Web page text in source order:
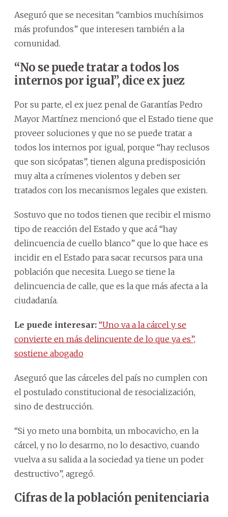
Aseguró que se necesitan “cambios muchísimos
más profundos” que interesen también a la
comunidad.
“No se puede tratar a todos los
internos por igual”, dice ex juez
Por su parte, el ex juez penal de Garantías Pedro
Mayor Martínez mencionó que el Estado tiene que
proveer soluciones y que no se puede tratar a
todos los internos por igual, porque “hay reclusos
que son sicópatas”, tienen alguna predisposición
muy alta a crímenes violentos y deben ser
tratados con los mecanismos legales que existen.
Sostuvo que no todos tienen que recibir el mismo
tipo de reacción del Estado y que acá “hay
delincuencia de cuello blanco” que lo que hace es
incidir en el Estado para sacar recursos para una
población que necesita. Luego se tiene la
delincuencia de calle, que es la que más afecta a la
ciudadanía.
Le puede interesar: “Uno va a la cárcel y se
convierte en más delincuente de lo que ya es”,
sostiene abogado
Aseguró que las cárceles del país no cumplen con
el postulado constitucional de resocialización,
sino de destrucción.
“Si yo meto una bombita, un mbocavicho, en la
cárcel, y no lo desarmo, no lo desactivo, cuando
vuelva a su salida a la sociedad ya tiene un poder
destructivo”, agregó.
Cifras de la población penitenciaria